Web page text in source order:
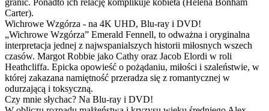
granic. Ponadto ich relację komplikuje kobieta (Helena Bonham
Carter).
Wichrowe Wzgórza - na 4K UHD, Blu-ray i DVD!
„Wichrowe Wzgórza” Emerald Fennell, to odważna i oryginalna
interpretacja jednej z najwspanialszych historii miłosnych wszech
czasów. Margot Robbie jako Cathy oraz Jacob Elordi w roli
Heathcliffa. Epicka opowieść o pożądaniu, miłości i szaleństwie, w
której zakazana namiętność przeradza się z romantycznej w
odurzającą i toksyczną.
Czy mnie słychac? Na Blu-ray i DVD!